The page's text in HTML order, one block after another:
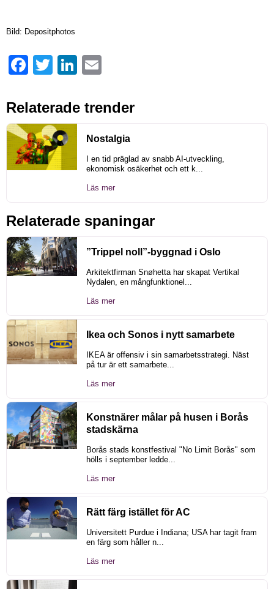
Bild: Depositphotos
FacebookTwitter LinkedIn
Relaterade trender
Nostalgia
I en tid präglad av snabb AI-utveckling,
ekonomisk osäkerhet och ett k...
Läs mer
Relaterade spaningar
”Trippel noll”-byggnad i Oslo
Arkitektfirman Snøhetta har skapat Vertikal
Nydalen, en mångfunktionel...
Läs mer
Ikea och Sonos i nytt samarbete
IKEA är offensiv i sin samarbetsstrategi. Näst
på tur är ett samarbete...
Läs mer
Konstnärer målar på husen i Borås
stadskärna
Borås stads konstfestival "No Limit Borås" som
hölls i september ledde...
Läs mer
Rätt färg istället för AC
Universitett Purdue i Indiana; USA har tagit fram
en färg som håller n...
Läs mer